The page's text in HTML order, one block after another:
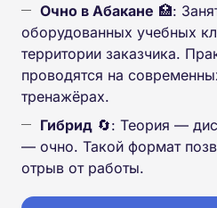
Очно в Абакане 🏥:
оборудованных учебных
территории заказчика.
проводятся на
тренажёрах.
Гибрид 🔄: Теория —
— очно. Такой формат
отрыв от работы.